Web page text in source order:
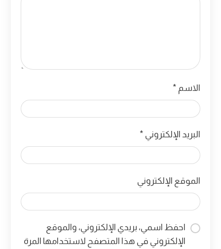
الاسم *
البريد الإلكتروني *
الموقع الإلكتروني
احفظ اسمي، بريدي الإلكتروني، والموقع
الإلكتروني في هذا المتصفح لاستخدامها المرة